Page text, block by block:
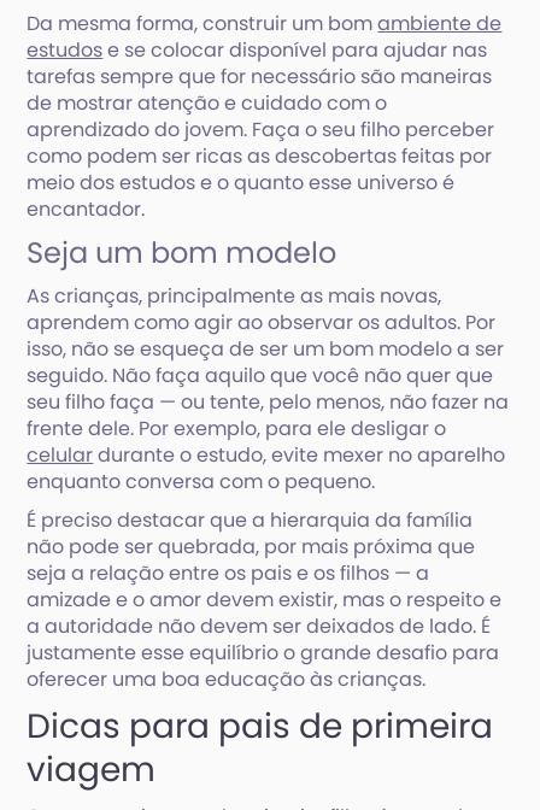
Da mesma forma, construir um bomambiente de
estudose se colocar disponível para ajudar nas
tarefas sempre que for necessário são maneiras
de mostrar atenção e cuidado com o
aprendizado do jovem. Faça o seu filho perceber
como podem ser ricas as descobertas feitas por
meio dos estudos e o quanto esse universo é
encantador.
Seja um bom modelo
As crianças, principalmente as mais novas,
aprendem como agir ao observar os adultos. Por
isso, não se esqueça de ser um bom modelo a ser
seguido. Não faça aquilo que você não quer que
seu filho faça — ou tente, pelo menos, não fazer na
frente dele. Por exemplo, para ele desligar o
celulardurante o estudo, evite mexer no aparelho
enquanto conversa com o pequeno.
É preciso destacar que a hierarquia da família
não pode ser quebrada, por mais próxima que
seja a relação entre os pais e os filhos — a
amizade e o amor devem existir, mas o respeito e
a autoridade não devem ser deixados de lado. É
justamente esse equilíbrio o grande desafio para
oferecer uma boa educação às crianças.
Dicas para pais de primeira
viagem